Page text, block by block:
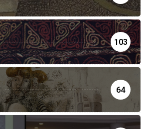
103
64